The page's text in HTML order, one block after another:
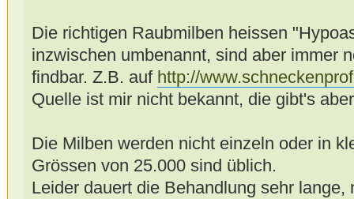
Die richtigen Raubmilben heissen
inzwischen umbenannt, sind aber immer
findbar. Z.B. auf http://
Quelle ist mir nicht bekannt, die gibt's
Die Milben werden nicht einzeln oder in
Grössen von 25.000 sind üblich.
Leider dauert die Behandlung sehr lange,